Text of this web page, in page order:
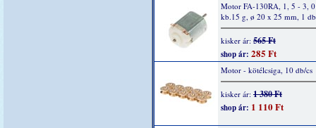
Motor FA-130RA, 1, 5 - 3,
kb.15 g, ø 20 x 25 mm, 1 db
kisker ár: 565 Ft
shop ár: 285 Ft
Motor - kötélcsiga, 10 db/cs
kisker ár: 1 380 Ft
shop ár: 1 110 Ft